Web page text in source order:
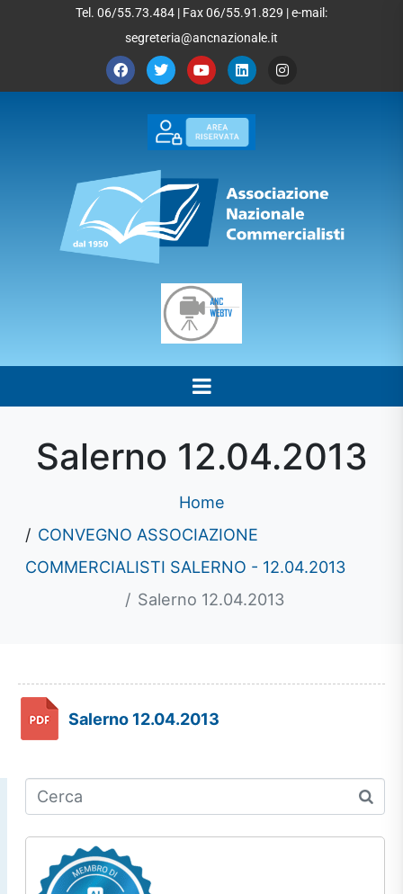
Tel. 06/55.73.484 | Fax 06/55.91.829 | e-mail:
segreteria@ancnazionale.it
Salerno 12.04.2013
Home
CONVEGNO ASSOCIAZIONE
COMMERCIALISTI SALERNO - 12.04.2013
Salerno 12.04.2013
Salerno 12.04.2013